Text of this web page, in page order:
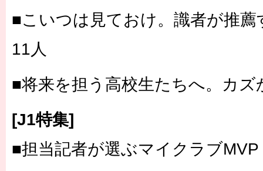
■こいつは見ておけ。識者が推薦
11人
■将来を担う高校生たちへ。カ
[J1特集]
■担当記者が選ぶマイクラブ